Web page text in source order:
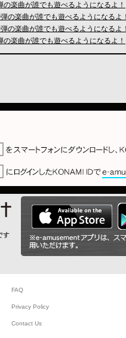
楽曲が誰でも遊べるようになるよ！
の楽曲が誰でも遊べるようになるよ
の楽曲が誰でも遊べるようになるよ
楽曲が誰でも遊べるようになるよ！
FAQ
Privacy Policy
Contact Us